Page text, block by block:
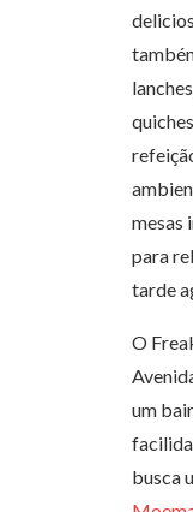
mesas
para
tarde
O
um
busca